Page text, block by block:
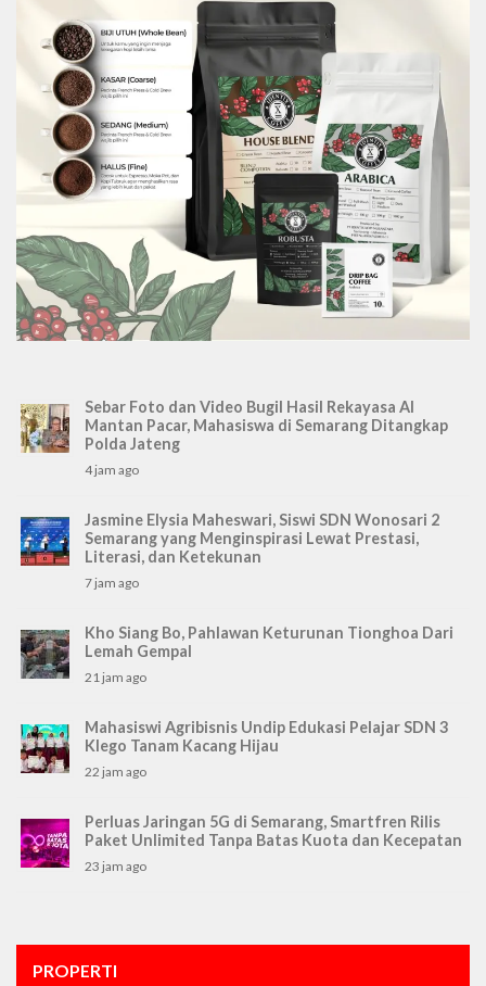
Sebar Foto dan Video Bugil Hasil Rekayasa AI
Mantan Pacar, Mahasiswa di Semarang Ditangkap
Polda Jateng
4 jam ago
Jasmine Elysia Maheswari, Siswi SDN Wonosari 2
Semarang yang Menginspirasi Lewat Prestasi,
Literasi, dan Ketekunan
7 jam ago
Kho Siang Bo, Pahlawan Keturunan Tionghoa Dari
Lemah Gempal
21 jam ago
Mahasiswi Agribisnis Undip Edukasi Pelajar SDN 3
Klego Tanam Kacang Hijau
22 jam ago
Perluas Jaringan 5G di Semarang, Smartfren Rilis
Paket Unlimited Tanpa Batas Kuota dan Kecepatan
23 jam ago
PROPERTI